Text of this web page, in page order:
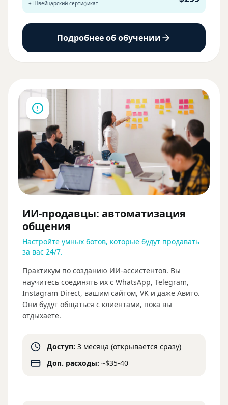
+ Швейцарский сертификат
Подробнее об обучении
ИИ-продавцы: автоматизация
общения
Настройте умных ботов, которые будут продавать
за вас 24/7.
Практикум по созданию ИИ-ассистентов. Вы
научитесь соединять их с WhatsApp, Telegram,
Instagram Direct, вашим сайтом, VK и даже Авито.
Они будут общаться с клиентами, пока вы
отдыхаете.
Доступ: 3 месяца (открывается сразу)
Доп. расходы: ~$35-40